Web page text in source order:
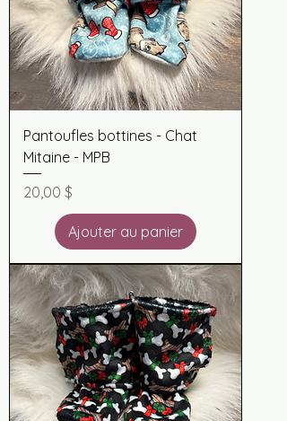
Pantoufles bottines - Chat
Mitaine - MPB
Prix
20,00 $
Ajouter au panier